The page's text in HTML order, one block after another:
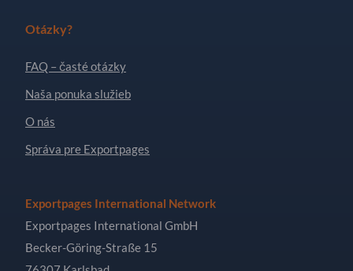
Otázky?
FAQ – časté otázky
Naša ponuka služieb
O nás
Správa pre Exportpages
Exportpages International Network
Exportpages International GmbH
Becker-Göring-Straße 15